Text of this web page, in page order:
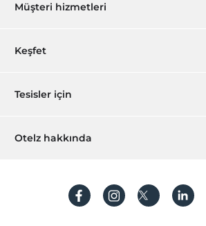
Müşteri hizmetleri
Rezervasyon yönet
Sıkça sorulan sorular
Keşfet
Hediye Kart
Hesap oluştur
Tesisler için
Hemen tesisinizi ekleyin
Otelz hakkında